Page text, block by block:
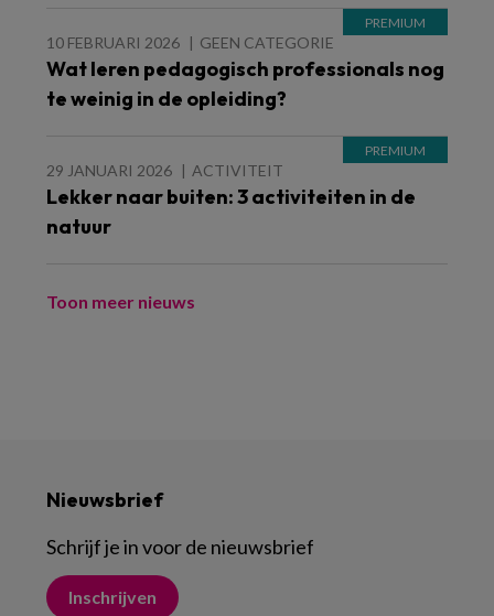
10 FEBRUARI 2026 GEEN CATEGORIE
Wat leren pedagogisch professionals nog
te weinig in de opleiding?
29 JANUARI 2026 ACTIVITEIT
Lekker naar buiten: 3 activiteiten in de
natuur
Toon meer nieuws
Nieuwsbrief
Schrijf je in voor de nieuwsbrief
Inschrijven